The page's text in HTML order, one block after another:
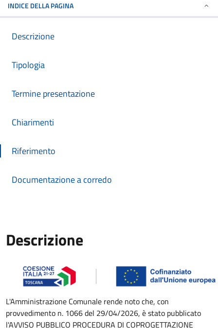
INDICE DELLA PAGINA
Descrizione
Tipologia
Termine presentazione
Chiarimenti
Riferimento
Documentazione a corredo
Descrizione
L'Amministrazione Comunale rende noto che, con
provvedimento n. 1066 del 29/04/2026, è stato pubblicato
l'AVVISO PUBBLICO PROCEDURA DI COPROGETTAZIONE